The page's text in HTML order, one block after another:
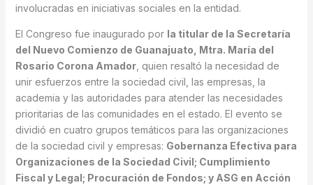
involucradas en iniciativas sociales en la entidad.
El Congreso fue inaugurado por la titular de la Secretaría
del Nuevo Comienzo de Guanajuato, Mtra. María del
Rosario Corona Amador, quien resaltó la necesidad de
unir esfuerzos entre la sociedad civil, las empresas, la
academia y las autoridades para atender las necesidades
prioritarias de las comunidades en el estado. El evento se
dividió en cuatro grupos temáticos para las organizaciones
de la sociedad civil y empresas: Gobernanza Efectiva para
Organizaciones de la Sociedad Civil; Cumplimiento
Fiscal y Legal; Procuración de Fondos; y ASG en Acción